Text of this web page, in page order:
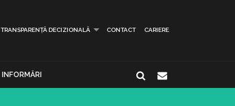
TRANSPARENȚĂ DECIZIONALĂ CONTACT CARIERE
INFORMĂRI